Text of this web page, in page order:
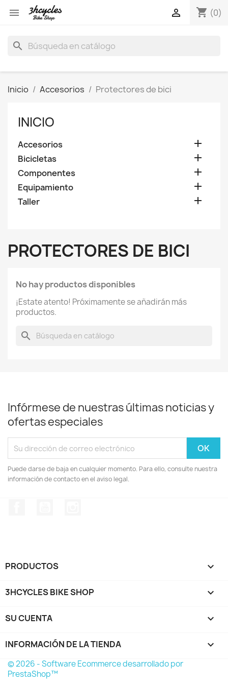
 shopping_cart (0)

search
Inicio Accesorios Protectores de bici
INICIO
Accesorios 
Bicicletas 
Componentes 
Equipamiento 
Taller 
PROTECTORES DE BICI
No hay productos disponibles
¡Estate atento! Próximamente se añadirán más
productos.
search
Infórmese de nuestras últimas noticias y
ofertas especiales
Puede darse de baja en cualquier momento. Para ello, consulte nuestra
información de contacto en el aviso legal.
PRODUCTOS 
3HCYCLES BIKE SHOP 
SU CUENTA 
INFORMACIÓN DE LA TIENDA keyboard_arrow_down
© 2026 - Software Ecommerce desarrollado por
PrestaShop™